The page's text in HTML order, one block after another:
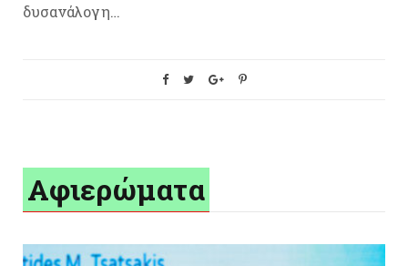
δυσανάλογη…
Αφιερώματα